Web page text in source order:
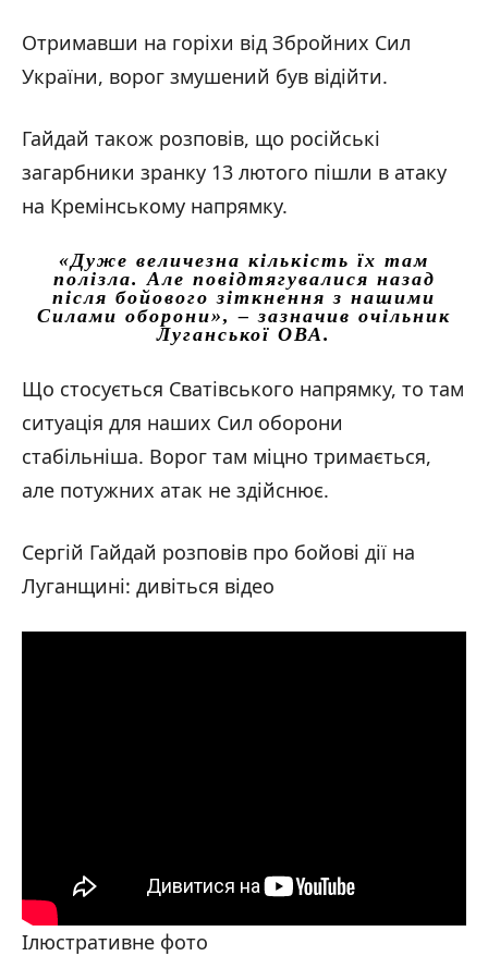
Отримавши на горіхи від Збройних Сил
України, ворог змушений був відійти.
Гайдай також розповів, що російські
загарбники зранку 13 лютого пішли в атаку
на Кремінському напрямку.
«Дуже величезна кількість їх там
полізла. Але повідтягувалися назад
після бойового зіткнення з нашими
Силами оборони», – зазначив очільник
Луганської ОВА.
Що стосується Сватівського напрямку, то там
ситуація для наших Сил оборони
стабільніша. Ворог там міцно тримається,
але потужних атак не здійснює.
Сергій Гайдай розповів про бойові дії на
Луганщині: дивіться відео
Ілюстративне фото